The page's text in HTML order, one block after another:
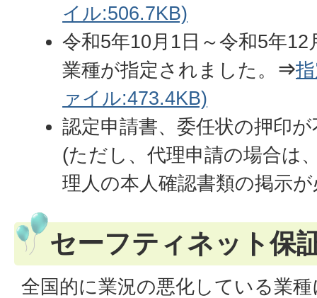
イル:506.7KB)
令和5年10月1日～令和5年
業種が指定されました。 ⇒
ァイル:473.4KB)
認定申請書、委任状の押印
(ただし、代理申請の場合は
理人の本人確認書類の掲示
セーフティネット保
全国的に業況の悪化している業